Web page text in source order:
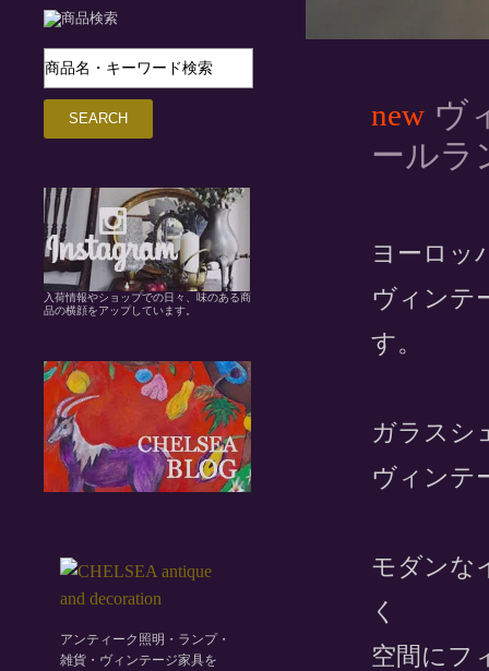
new ヴ
ールラ
ヨーロッ
ヴィンテ
す。
ガラスシ
ヴィンテ
モダンな
く
空間にフ
入荷情報やショップでの日々、味のある商
品の横顔をアップしています。
アンティーク照明・ランプ・
雑貨・ヴィンテージ家具を